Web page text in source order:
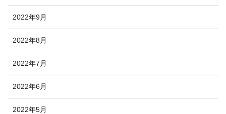
2022年9月
2022年8月
2022年7月
2022年6月
2022年5月